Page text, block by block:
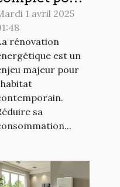
1 avril 2025
rénovation
est un
majeur pour
sa